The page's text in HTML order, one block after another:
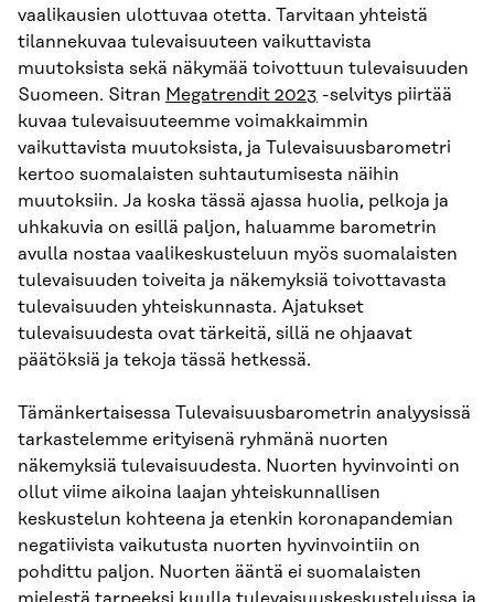
vaalikausien ulottuvaa otetta. Tarvitaan yhteistä
tilannekuvaa tulevaisuuteen vaikuttavista
muutoksista sekä näkymää toivottuun tulevaisuuden
Suomeen. Sitran Megatrendit 2023 -selvitys piirtää
kuvaa tulevaisuuteemme voimakkaimmin
vaikuttavista muutoksista, ja Tulevaisuusbarometri
kertoo suomalaisten suhtautumisesta näihin
muutoksiin. Ja koska tässä ajassa huolia, pelkoja ja
uhkakuvia on esillä paljon, haluamme barometrin
avulla nostaa vaalikeskusteluun myös suomalaisten
tulevaisuuden toiveita ja näkemyksiä toivottavasta
tulevaisuuden yhteiskunnasta. Ajatukset
tulevaisuudesta ovat tärkeitä, sillä ne ohjaavat
päätöksiä ja tekoja tässä hetkessä.
Tämänkertaisessa Tulevaisuusbarometrin analyysissä
tarkastelemme erityisenä ryhmänä nuorten
näkemyksiä tulevaisuudesta. Nuorten hyvinvointi on
ollut viime aikoina laajan yhteiskunnallisen
keskustelun kohteena ja etenkin koronapandemian
negatiivista vaikutusta nuorten hyvinvointiin on
pohdittu paljon. Nuorten ääntä ei suomalaisten